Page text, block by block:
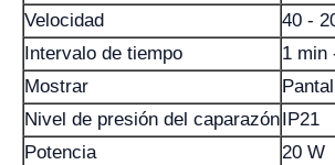
Velocidad
40 -
Intervalo de tiempo
1 min
Mostrar
Nivel de presión del caparazónIP21
Potencia
20 W